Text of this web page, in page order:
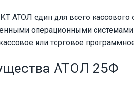
АТОЛ един для всего кассового
операционными системами
или торговое
АТОЛ 25Ф